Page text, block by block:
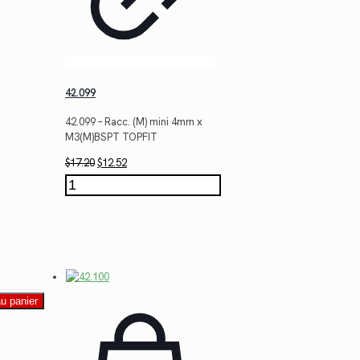
42.099
42.099 – Racc. (M) mini 4mm x
M3(M)BSPT TOPFIT
$17.20Le
prix
initial
$12.52Le
prix
actuel
quantité
de
panier